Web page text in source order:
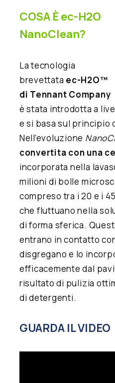
COSA È ec-H2O
NanoClean?
La tecnologia
brevettata ec-H2O™
di Tennant Company
è stata introdotta a
e si basa sul principio
Nell’evoluzione
convertita con una
incorporata nella
milioni di bolle
compreso tra i 20 e i
che fluttuano nella
di forma sferica.
entrano in contatto
disgregano e lo
efficacemente dal
risultato di pulizia
di detergenti.
GUARDA IL VIDEO